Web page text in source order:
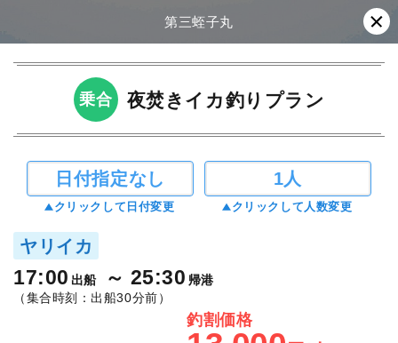
第三蛭子丸
乗合 夜焚きイカ釣りプラン
日付指定なし
クリックして日付変更
1人
クリックして人数変更
ヤリイカ
17:00 出船 25:30 帰港
（集合時刻：出船30分前）
釣割価格